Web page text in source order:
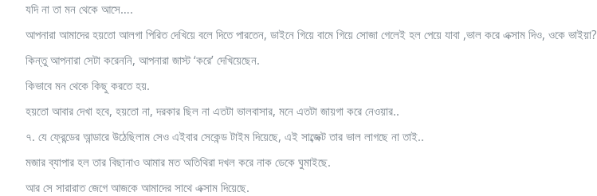
যদি না তা মন থেকে আসে….
আপনারা আমাদের হয়তো আলগা পিরিত দেখিয়ে বলে দিতে পারতেন, ডাইনে গিয়ে বামে গিয়ে সোজা গেলেই হল পেয়ে যাবা ,ভাল করে এক্সাম দিও, ওকে ভাইয়া?
কিন্তু আপনারা সেটা করেননি, আপনারা জাস্ট ‘করে’ দেখিয়েছেন.
কিভাবে মন থেকে কিছু করতে হয়.
হয়তো আবার দেখা হবে, হয়তো না, দরকার ছিল না এতটা ভালবাসার, মনে এতটা জায়গা করে নেওয়ার..
৭. যে ফ্রেন্ডের আন্ডারে উঠেছিলাম সেও এইবার সেকেন্ড টাইম দিয়েছে, এই সাব্জেক্ট তার ভাল লাগছে না তাই..
মজার ব্যাপার হল তার বিছানাও আমার মত অতিথিরা দখল করে নাক ডেকে ঘুমাইছে.
আর সে সারারাত জেগে আজকে আমাদের সাথে এক্সাম দিয়েছে.